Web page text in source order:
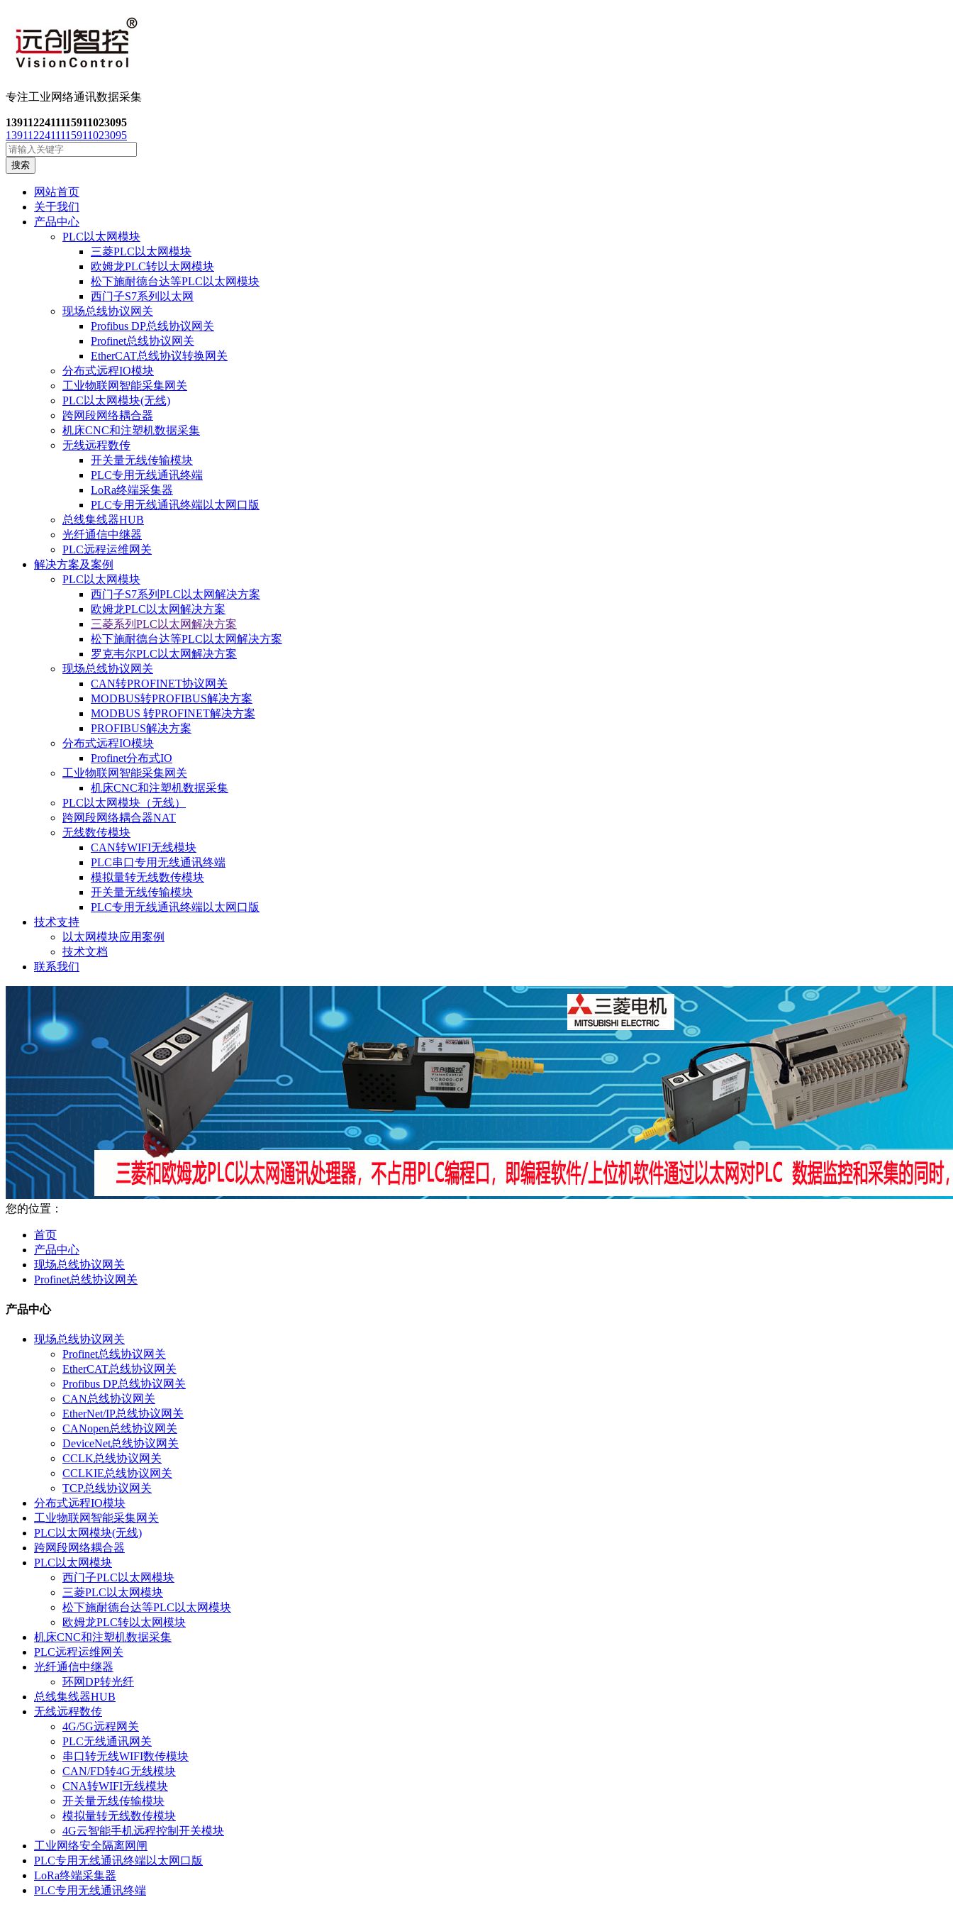
专注工业网络通讯数据采集
1391122411115911023095
1391122411115911023095
搜索
网站首页
关于我们
产品中心
PLC以太网模块
三菱PLC以太网模块
欧姆龙PLC转以太网模块
松下施耐德台达等PLC以太网模块
西门子S7系列以太网
现场总线协议网关
Profibus DP总线协议网关
Profinet总线协议网关
EtherCAT总线协议转换网关
分布式远程IO模块
工业物联网智能采集网关
PLC以太网模块(无线)
跨网段网络耦合器
机床CNC和注塑机数据采集
无线远程数传
开关量无线传输模块
PLC专用无线通讯终端
LoRa终端采集器
PLC专用无线通讯终端以太网口版
总线集线器HUB
光纤通信中继器
PLC远程运维网关
解决方案及案例
PLC以太网模块
西门子S7系列PLC以太网解决方案
欧姆龙PLC以太网解决方案
三菱系列PLC以太网解决方案
松下施耐德台达等PLC以太网解决方案
罗克韦尔PLC以太网解决方案
现场总线协议网关
CAN转PROFINET协议网关
MODBUS转PROFIBUS解决方案
MODBUS 转PROFINET解决方案
PROFIBUS解决方案
分布式远程IO模块
Profinet分布式IO
工业物联网智能采集网关
机床CNC和注塑机数据采集
PLC以太网模块（无线）
跨网段网络耦合器NAT
无线数传模块
CAN转WIFI无线模块
PLC串口专用无线通讯终端
模拟量转无线数传模块
开关量无线传输模块
PLC专用无线通讯终端以太网口版
技术支持
以太网模块应用案例
技术文档
联系我们
您的位置：
首页
产品中心
现场总线协议网关
Profinet总线协议网关
产品中心
现场总线协议网关
Profinet总线协议网关
EtherCAT总线协议网关
Profibus DP总线协议网关
CAN总线协议网关
EtherNet/IP总线协议网关
CANopen总线协议网关
DeviceNet总线协议网关
CCLK总线协议网关
CCLKIE总线协议网关
TCP总线协议网关
分布式远程IO模块
工业物联网智能采集网关
PLC以太网模块(无线)
跨网段网络耦合器
PLC以太网模块
西门子PLC以太网模块
三菱PLC以太网模块
松下施耐德台达等PLC以太网模块
欧姆龙PLC转以太网模块
机床CNC和注塑机数据采集
PLC远程运维网关
光纤通信中继器
环网DP转光纤
总线集线器HUB
无线远程数传
4G/5G远程网关
PLC无线通讯网关
串口转无线WIFI数传模块
CAN/FD转4G无线模块
CNA转WIFI无线模块
开关量无线传输模块
模拟量转无线数传模块
4G云智能手机远程控制开关模块
工业网络安全隔离网闸
PLC专用无线通讯终端以太网口版
LoRa终端采集器
PLC专用无线通讯终端